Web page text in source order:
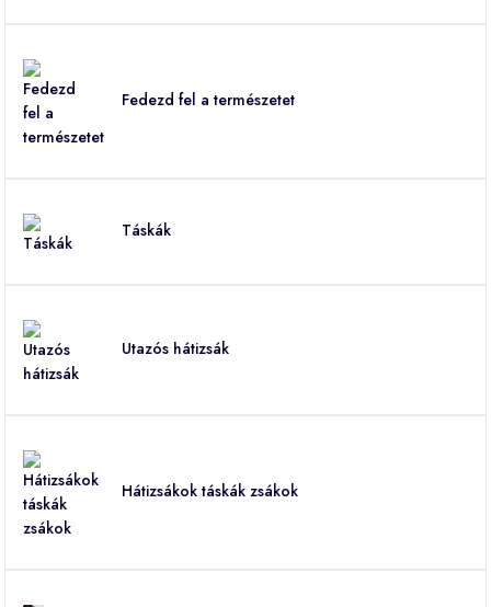
Fedezd fel a természetet
Táskák
Utazós hátizsák
Hátizsákok táskák zsákok